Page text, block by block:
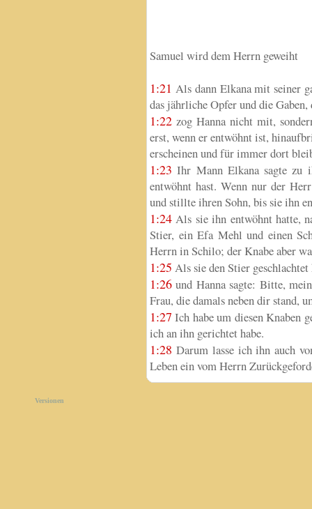
Samuel wird dem Herrn geweiht
1:21 Als dann Elkana mit seiner
das jährliche Opfer und die
1:22 zog Hanna nicht mit,
erst, wenn er entwöhnt ist,
erscheinen und für immer dort
1:23 Ihr Mann Elkana sagte
entwöhnt hast. Wenn nur der
und stillte ihren Sohn, bis sie ihn
1:24 Als sie ihn entwöhnt hatte,
Stier, ein Efa Mehl und einen
Herrn in Schilo; der Knabe aber
1:25 Als sie den Stier
1:26 und Hanna sagte: Bitte,
Frau, die damals neben dir stand,
1:27 Ich habe um diesen Knaben
ich an ihn gerichtet habe.
1:28 Darum lasse ich ihn auch
Leben ein vom Herrn
Versionen